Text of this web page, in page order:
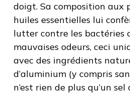
doigt. Sa composition aux
huiles essentielles lui
lutter contre les bactéries
mauvaises odeurs, ceci
avec des ingrédients
d’aluminium (y compris
n’est rien de plus qu’un sel